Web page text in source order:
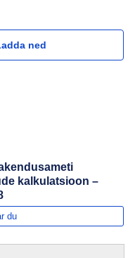
Portlet
ned
kalkulatsioon –
du